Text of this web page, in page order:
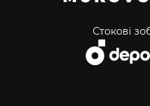
Стокові